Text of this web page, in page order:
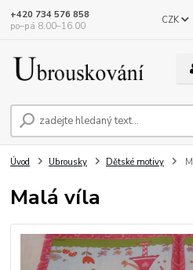
CZK
+420 734 576 858
po–pá 8.00–16.00
Úvod Ubrousky Dětské motivy
Malá víla